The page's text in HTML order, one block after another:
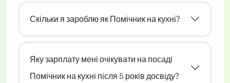
Скільки я зароблю як Помічник на кухні?
Яку зарплату мені очікувати на посаді
Помічник на кухні після 5 років досвіду?